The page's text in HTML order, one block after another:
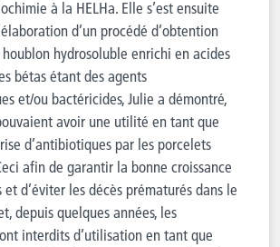
à la HELHa. Elle s’est ensuite
d’un procédé d’obtention
hydrosoluble enrichi en acides
bétas étant des agents
et/ou bactéricides, Julie a démontré,
avoir une utilité en tant que
d’antibiotiques par les porcelets
afin de garantir la bonne croissance
et d’éviter les décès prématurés dans le
depuis quelques années, les
interdits d’utilisation en tant que